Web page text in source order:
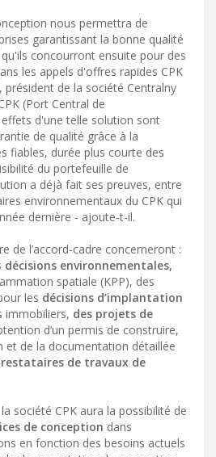
nous permettra de
garantissant la bonne qualité
concourront ensuite pour des
les appels d'offres rapides CPK
président de la société Centralny
(Port Central de
d'une telle solution sont
de qualité grâce à la
fiables, durée plus courte des
du portefeuille de
a déjà fait ses preuves, entre
environnementaux du CPK qui
dernière - ajoute-t-il.
de l’accord-cadre concerneront :
décisions environnementales,
spatiale (KPP), des
les décisions d’implantation
immobiliers, des projets de
d’un permis de construire,
et de la documentation détaillée
de travaux de
société CPK aura la possibilité de
de conception dans
en fonction des besoins actuels